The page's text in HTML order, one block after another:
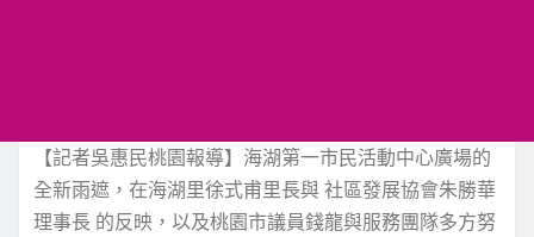
【記者吳惠民桃園報導】海湖第一市民活動中心廣場的
全新雨遮，在海湖里徐式甫里長與 社區發展協會朱勝華
理事長 的反映，以及桃園市議員錢龍與服務團隊多方努